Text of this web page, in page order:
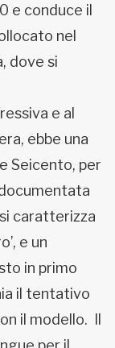
e conduce il
nel
dove si
e al
ebbe una
Seicento, per
caratterizza
e un
in primo
il tentativo
il modello. Il